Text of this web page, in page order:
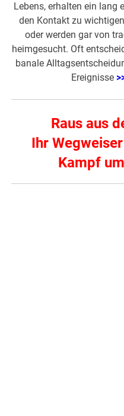
Lebens, erhalten ein lang
den Kontakt zu
oder werden gar von
heimgesucht. Oft
banale
Ereignisse
Raus aus
Ihr
Kampf